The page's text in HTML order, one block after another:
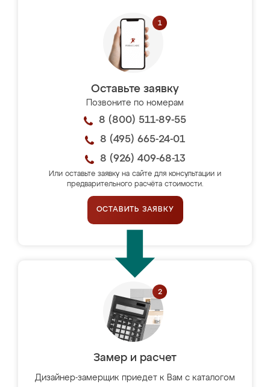
Оставьте заявку
Позвоните по номерам
8 (800) 511-89-55
8 (495) 665-24-01
8 (926) 409-68-13
Или оставьте заявку на сайте для консультации и
предварительного расчёта стоимости.
ОСТАВИТЬ ЗАЯВКУ
Замер и расчет
Дизайнер-замерщик приедет к Вам с каталогом